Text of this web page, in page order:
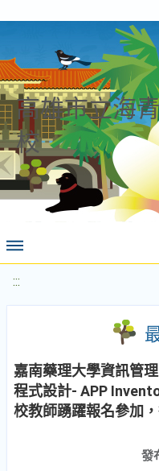
高雄市立海
校
:::
嘉南藥理大學資訊管
程式設計- APP
校教師踴躍報名參加
發